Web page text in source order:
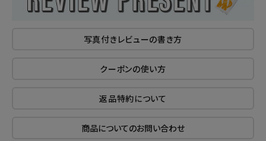
写真付きレビューの書き方
クーポンの使い方
返品特約について
商品についてのお問い合わせ